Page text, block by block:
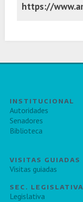
INSTITUCIONAL
Autoridades
Senadores
Biblioteca
VISITAS GUIADAS
Visitas guiadas
SEC. LEGISLATIVA
Legislativa